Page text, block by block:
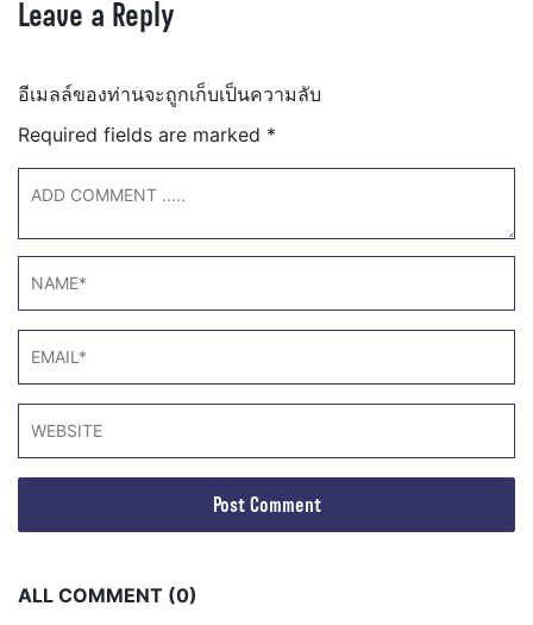
Leave a Reply
อีเมลล์ของท่านจะถูกเก็บเป็นความลับ
Required fields are marked *
ALL COMMENT (0)